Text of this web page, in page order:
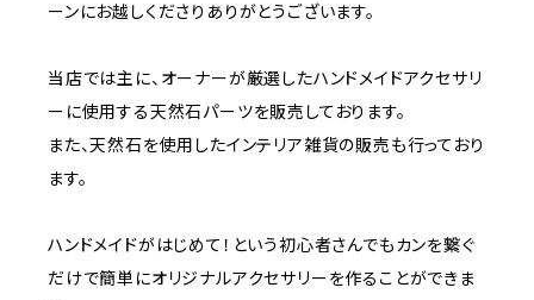
ーンにお越しくださりありがとうございます。
当店では主に、オーナーが厳選したハンドメイドアクセサリ
ーに使用する天然石パーツを販売しております。
また、天然石を使用したインテリア雑貨の販売も行っており
ます。
ハンドメイドがはじめて！という初心者さんでもカンを繋ぐ
だけで簡単にオリジナルアクセサリーを作ることができま